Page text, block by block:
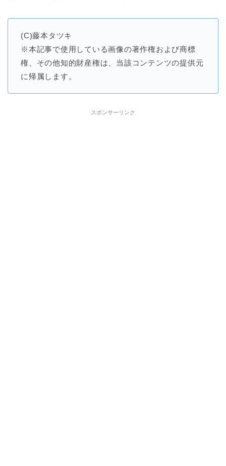
(C)藤本タツキ
※本記事で使用している画像の著作権および商標
権、その他知的財産権は、当該コンテンツの提供元
に帰属します。
スポンサーリンク